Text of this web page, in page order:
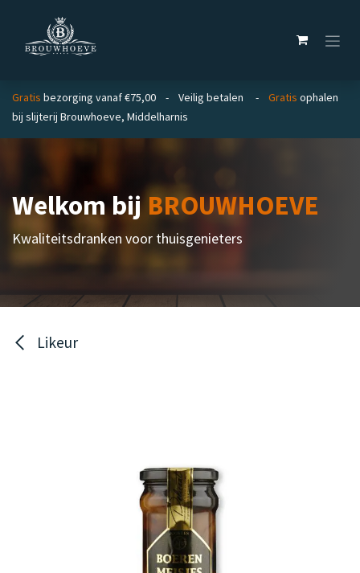
Gratis bezorging vanaf €75,00 - Veilig betalen - Gratis ophalen
bij slijterij Brouwhoeve, Middelharnis
Welkom bijBROUWHOEVE
Kwaliteitsdranken voor thuisgenieters
Likeur